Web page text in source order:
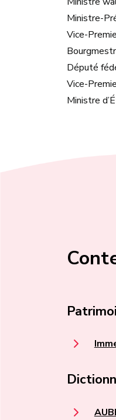
Ministre-
Vice-
Député
Vice-
Ministre